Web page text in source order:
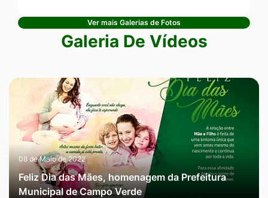
Ver mais Galerias de Fotos
Galeria De Vídeos
08 de Maio de 2022
Feliz Dia das Mães, homenagem da Prefeitura
Municipal de Campo Verde